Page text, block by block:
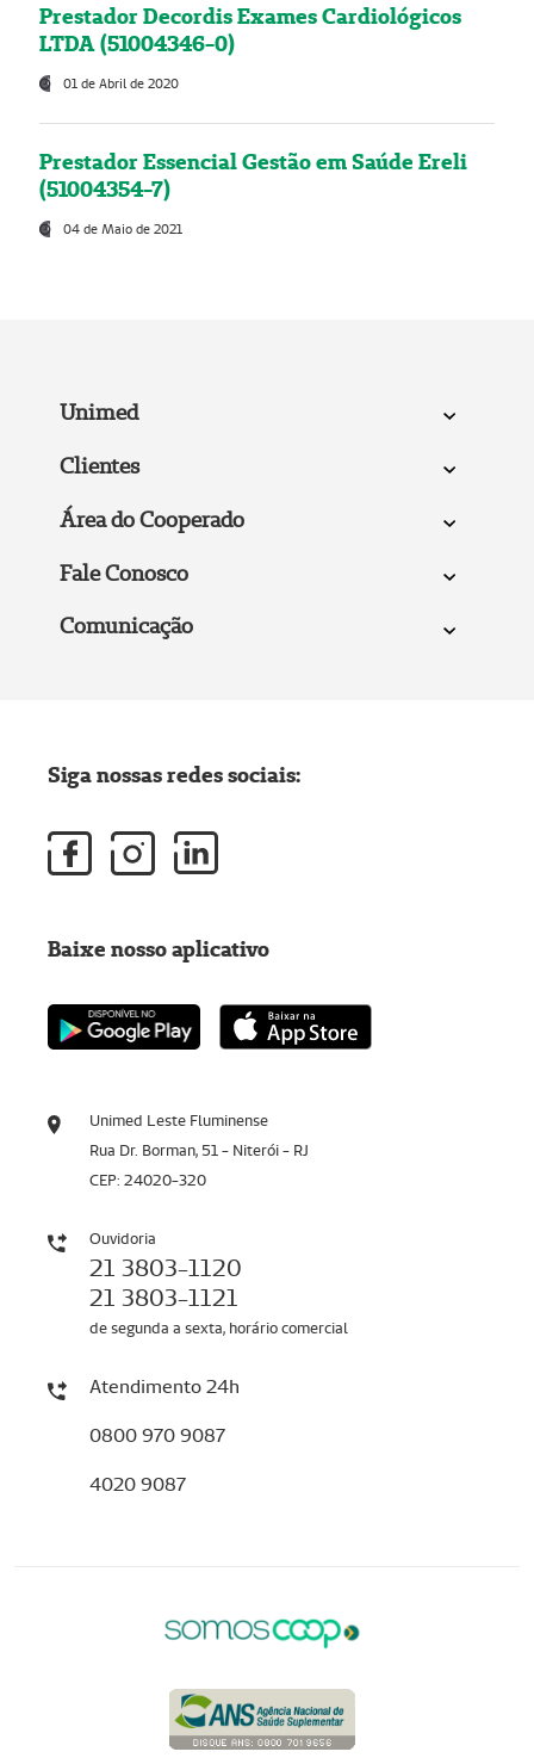
Prestador Decordis Exames Cardiológicos
LTDA (51004346-0)
01 de Abril de 2020
Prestador Essencial Gestão em Saúde Ereli
(51004354-7)
04 de Maio de 2021
Unimed
Clientes
Área do Cooperado
Fale Conosco
Comunicação
Unimed Leste Fluminense
Rua Dr. Borman, 51 - Niterói - RJ
CEP: 24020-320
Ouvidoria
21 3803-1120
21 3803-1121
de segunda a sexta, horário comercial
Atendimento 24h
0800 970 9087
4020 9087
Siga nossas redes sociais:
Baixe nosso aplicativo